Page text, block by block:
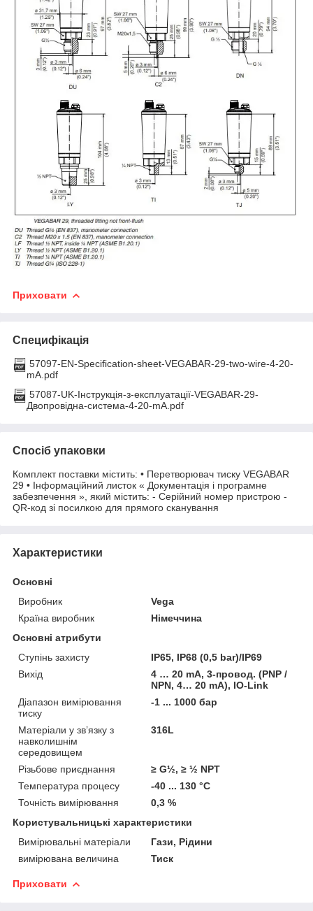
Приховати
Специфікація
57097-EN-Specification-sheet-VEGABAR-29-two-wire-4-20-
mA.pdf
57087-UK-Інструкція-з-експлуатації-VEGABAR-29-
Двопровідна-система-4-20-mA.pdf
Спосіб упаковки
Комплект поставки містить: • Перетворювач тиску VEGABAR
29 • Інформаційний листок « Документація і програмне
забезпечення », який містить: - Серійний номер пристрою -
QR-код зі посилкою для прямого сканування
Характеристики
Основні
Виробник
Vega
Країна виробник
Німеччина
Основні атрибути
Ступінь захисту
IP65, IP68 (0,5 bar)/IP69
Вихід
4 … 20 mA, 3-провод. (PNP /
NPN, 4… 20 mA), IO-Link
Діапазон вимірювання
тиску
-1 ... 1000 бар
Матеріали у зв’язку з
навколишнім
середовищем
316L
Різьбове приєднання
≥ G½, ≥ ½ NPT
Температура процесу
-40 ... 130 °C
Точність вимірювання
0,3 %
Користувальницькі характеристики
Вимірювальні матеріали
Гази, Рідини
вимірювана величина
Тиск
Приховати